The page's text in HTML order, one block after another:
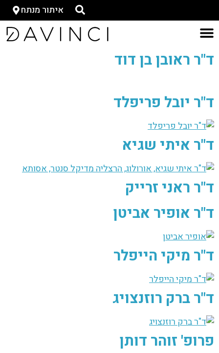
איתור מנתח
ד"ר ראובן בן דוד
ד"ר יובל פריפלד
ד"ר איתי שגיא
ד"ר ראני זרייק
ד"ר אופיר אביטן
ד"ר מיקי הייפלר
ד"ר ברק רוזנצויג
פרופ' זוהר דותן